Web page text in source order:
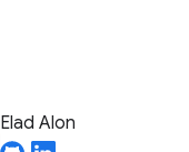
Elad Alon